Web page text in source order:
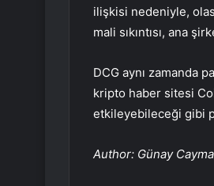
ilişkisi nedeniyle,
mali sıkıntısı, ana
DCG aynı zamanda
kripto haber sitesi
etkileyebileceği gibi
Author: Günay